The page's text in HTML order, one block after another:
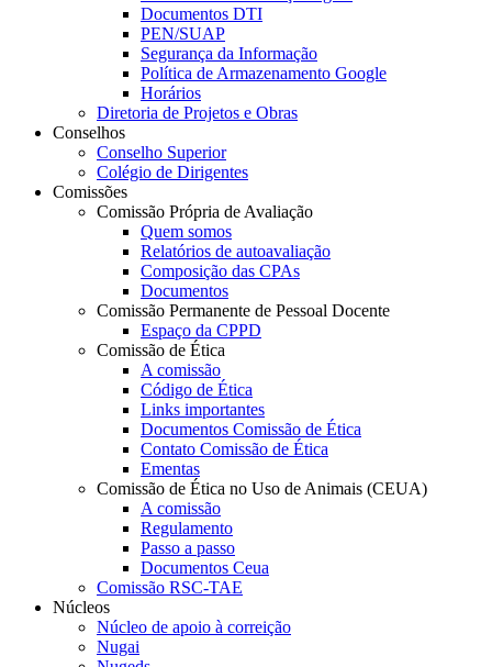
Documentos DTI
PEN/SUAP
Segurança da Informação
Política de Armazenamento Google
Horários
Diretoria de Projetos e Obras
Conselhos
Conselho Superior
Colégio de Dirigentes
Comissões
Comissão Própria de Avaliação
Quem somos
Relatórios de autoavaliação
Composição das CPAs
Documentos
Comissão Permanente de Pessoal Docente
Espaço da CPPD
Comissão de Ética
A comissão
Código de Ética
Links importantes
Documentos Comissão de Ética
Contato Comissão de Ética
Ementas
Comissão de Ética no Uso de Animais (CEUA)
A comissão
Regulamento
Passo a passo
Documentos Ceua
Comissão RSC-TAE
Núcleos
Núcleo de apoio à correição
Nugai